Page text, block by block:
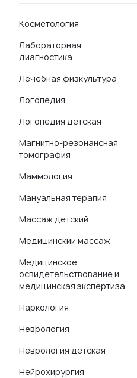
Косметология
Лабораторная
диагностика
Лечебная физкультура
Логопедия
Логопедия детская
Магнитно-резонансная
томография
Маммология
Мануальная терапия
Массаж детский
Медицинский массаж
Медицинское
освидетельствование и
медицинская экспертиза
Наркология
Неврология
Неврология детская
Нейрохирургия